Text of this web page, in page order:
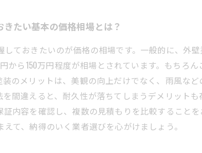
壁塗装で迷ったらこれ！松戸市で安心して依頼でき
たい基本の価格相場とは？
ておきたいのが価格の相場です。一般的に、外
から150万円程度が相場とされています。もちろ
のメリットは、美観の向上だけでなく、雨風な
間違えると、耐久性が落ちてしまうデメリット
内容を確認し、複数の見積もりを比較すること
て、納得のいく業者選びを心がけましょう。